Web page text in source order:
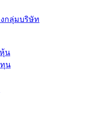
กลุ่มบริษัท
น
น